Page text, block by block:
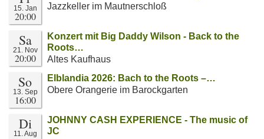
15. Jan
20:00
Jazzkeller im Mautnerschloß
Sa
21. Nov
20:00
Konzert mit Big Daddy Wilson - Back to the
Roots…
Altes Kaufhaus
So
13. Sep
16:00
Elblandia 2026: Bach to the Roots –…
Obere Orangerie im Barockgarten
Di
11. Aug
JOHNNY CASH EXPERIENCE - The music of
JC